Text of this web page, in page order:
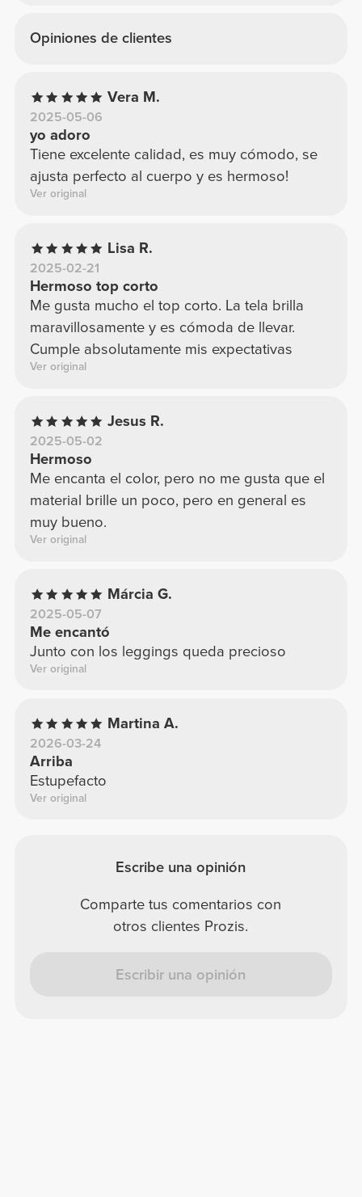
Opiniones de clientes
Vera M.
2025-05-06
yo adoro
Tiene excelente calidad, es muy cómodo, se
ajusta perfecto al cuerpo y es hermoso!
Ver original
Lisa R.
2025-02-21
Hermoso top corto
Me gusta mucho el top corto. La tela brilla
maravillosamente y es cómoda de llevar.
Cumple absolutamente mis expectativas
Ver original
Jesus R.
2025-05-02
Hermoso
Me encanta el color, pero no me gusta que el
material brille un poco, pero en general es
muy bueno.
Ver original
Márcia G.
2025-05-07
Me encantó
Junto con los leggings queda precioso
Ver original
Martina A.
2026-03-24
Arriba
Estupefacto
Ver original
Escribe una opinión
Comparte tus comentarios con
otros clientes Prozis.
Escribir una opinión